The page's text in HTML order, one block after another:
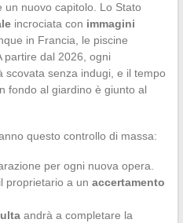
un nuovo capitolo. Lo Stato
incrociata con immagini
in Francia, le piscine
partire dal 2026, ogni
senza indugi, e il tempo
fondo al giardino è giunto al
questo controllo di massa:
per ogni nuova opera.
proprietario a un accertamento
andrà a completare la